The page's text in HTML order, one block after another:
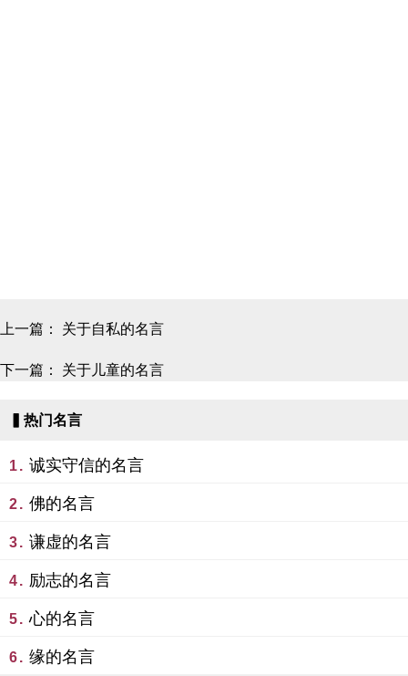
上一篇： 关于自私的名言
下一篇： 关于儿童的名言
▍热门名言
1. 诚实守信的名言
2. 佛的名言
3. 谦虚的名言
4. 励志的名言
5. 心的名言
6. 缘的名言